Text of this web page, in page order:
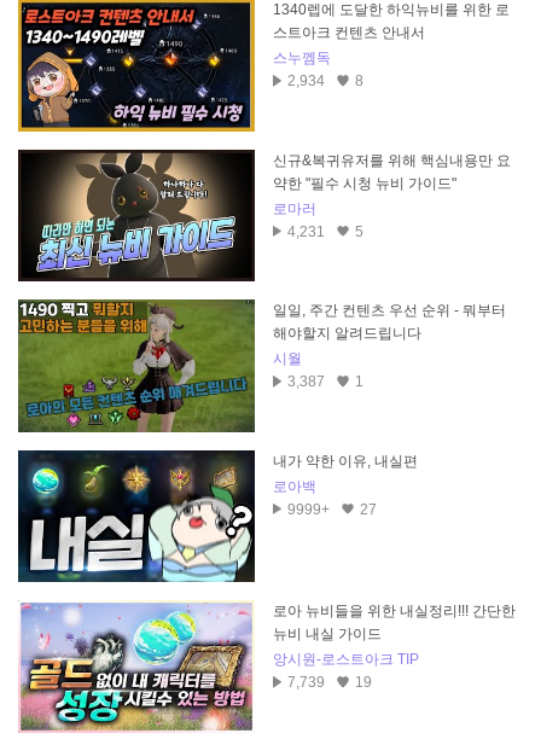
1340렙에 도달한 하익뉴비를 위한 로
스트아크 컨텐츠 안내서
스누껨독
2,934
8
신규&복귀유저를 위해 핵심내용만 요
약한 "필수 시청 뉴비 가이드"
로마러
4,231
5
일일, 주간 컨텐츠 우선 순위 - 뭐부터
해야할지 알려드립니다
시월
3,387
1
내가 약한 이유, 내실편
로아백
9999+
27
로아 뉴비들을 위한 내실정리!!! 간단한
뉴비 내실 가이드
앙시원-로스트아크 TIP
7,739
19